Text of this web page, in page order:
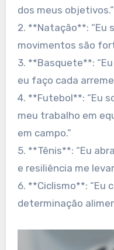
dos meus objetivos.”
2. **Natação**: “Eu
movimentos são
3. **Basquete**:
eu faço cada
4. **Futebol**: “Eu
meu trabalho em
em campo.”
5. **Tênis**: “Eu
e resiliência me
6. **Ciclismo**: “Eu
determinação